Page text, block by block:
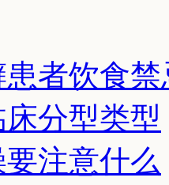
者饮食禁
分型类型
注意什么